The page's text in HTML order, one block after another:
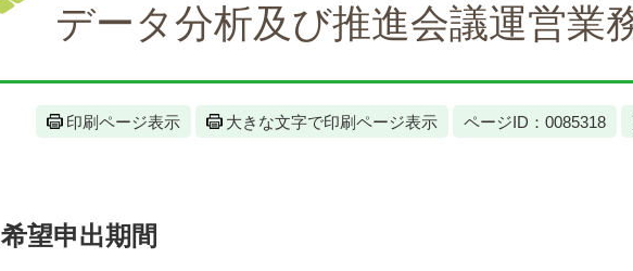
データ分析及び推進会議運営業
印刷ページ表示 大きな文字で印刷ページ表示 ページID：0085318
希望申出期間